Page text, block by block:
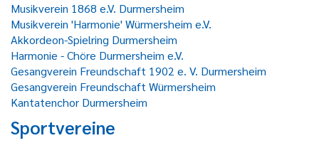
Musikverein 1868 e.V. Durmersheim
Musikverein 'Harmonie' Würmersheim e.V.
Akkordeon-Spielring Durmersheim
Harmonie - Chöre Durmersheim e.V.
Gesangverein Freundschaft 1902 e. V. Durmersheim
Gesangverein Freundschaft Würmersheim
Kantatenchor Durmersheim
Sportvereine